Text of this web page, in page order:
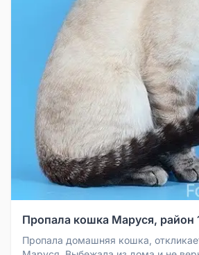
Пропала кошка Маруся, район
Пропала домашняя кошка,